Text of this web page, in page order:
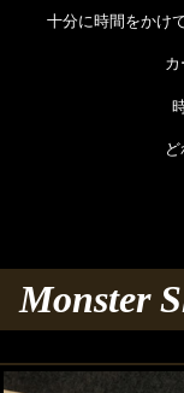
十分に時間をかけ
Monster